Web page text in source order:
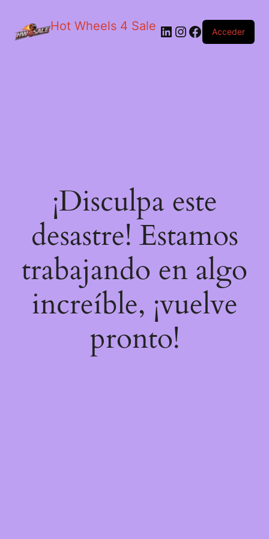
Hot Wheels 4 Sale LinkedIn
Instagram
Facebook
Acceder
¡Disculpa este
desastre! Estamos
trabajando en algo
increíble, ¡vuelve
pronto!